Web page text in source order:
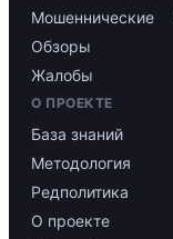
Мошеннические
Обзоры
Жалобы
О ПРОЕКТЕ
База знаний
Методология
Редполитика
О проекте